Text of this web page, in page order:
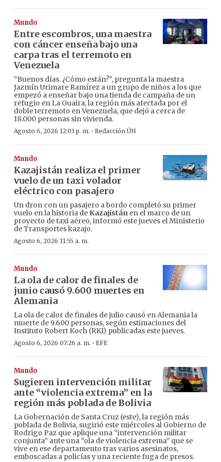
Mundo
Entre escombros, una maestra
con cáncer enseña bajo una
carpa tras el terremoto en
Venezuela
“Buenos días. ¿Cómo están?”, pregunta la maestra
Jazmín Urimare Ramírez a un grupo de niños a los que
empezó a enseñar bajo una tienda de campaña de un
refugio en La Guaira, la región más afectada por el
doble terremoto en Venezuela, que dejó a cerca de
18.000 personas sin vivienda.
Agosto 6, 2026 12:03 p. m. · Redacción ÚH
Mundo
Kazajistán realiza el primer
vuelo de un taxi volador
eléctrico con pasajero
Un dron con un pasajero a bordo completó su primer
vuelo en la historia de Kazajistán en el marco de un
proyecto de taxi aéreo, informó este jueves el Ministerio
de Transportes kazajo.
Agosto 6, 2026 11:55 a. m.
Mundo
La ola de calor de finales de
junio causó 9.600 muertes en
Alemania
La ola de calor de finales de julio causó en Alemania la
muerte de 9.600 personas, según estimaciones del
Instituto Robert Koch (RKI) publicadas este jueves.
Agosto 6, 2026 07:26 a. m. · EFE
Mundo
Sugieren intervención militar
ante “violencia extrema” en la
región más poblada de Bolivia
La Gobernación de Santa Cruz (este), la región más
poblada de Bolivia, sugirió este miércoles al Gobierno de
Rodrigo Paz que aplique una “intervención militar
conjunta” ante una “ola de violencia extrema” que se
vive en ese departamento tras varios asesinatos,
emboscadas a policías y una reciente fuga de presos.